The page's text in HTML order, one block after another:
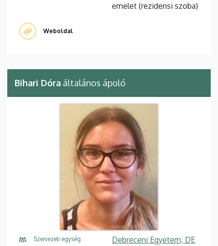
emelet (rezidensi szoba)
Weboldal
Bihari Dóra általános ápoló
Szervezeti egység
Debreceni Egyetem, DE